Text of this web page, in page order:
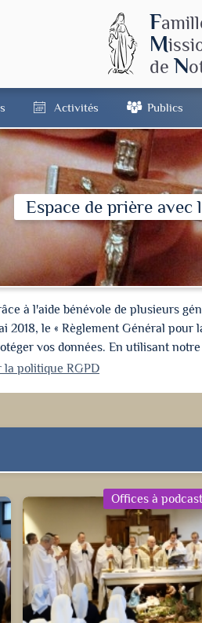
F
M
de N
Activités Publics
Espace de prière
à l'aide bénévole de plusieurs
le « Règlement Général pour
vos données. En utilisant
la politique RGPD
Offices à